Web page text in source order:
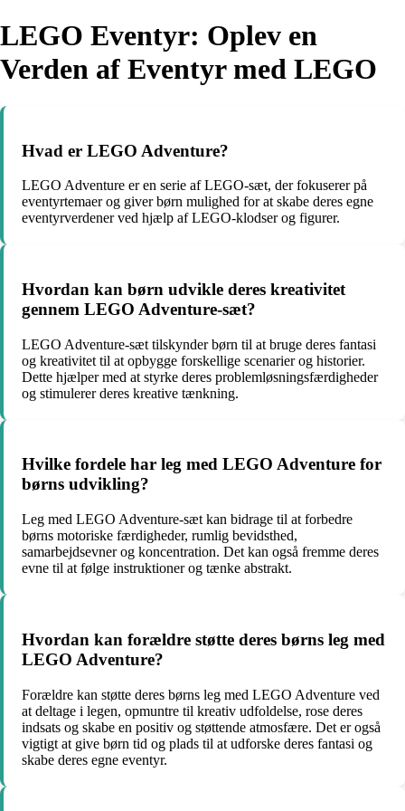
LEGO Eventyr: Oplev en
Verden af Eventyr med LEGO
Hvad er LEGO Adventure?
LEGO Adventure er en serie af LEGO-sæt, der fokuserer på
eventyrtemaer og giver børn mulighed for at skabe deres egne
eventyrverdener ved hjælp af LEGO-klodser og figurer.
Hvordan kan børn udvikle deres kreativitet
gennem LEGO Adventure-sæt?
LEGO Adventure-sæt tilskynder børn til at bruge deres fantasi
og kreativitet til at opbygge forskellige scenarier og historier.
Dette hjælper med at styrke deres problemløsningsfærdigheder
og stimulerer deres kreative tænkning.
Hvilke fordele har leg med LEGO Adventure for
børns udvikling?
Leg med LEGO Adventure-sæt kan bidrage til at forbedre
børns motoriske færdigheder, rumlig bevidsthed,
samarbejdsevner og koncentration. Det kan også fremme deres
evne til at følge instruktioner og tænke abstrakt.
Hvordan kan forældre støtte deres børns leg med
LEGO Adventure?
Forældre kan støtte deres børns leg med LEGO Adventure ved
at deltage i legen, opmuntre til kreativ udfoldelse, rose deres
indsats og skabe en positiv og støttende atmosfære. Det er også
vigtigt at give børn tid og plads til at udforske deres fantasi og
skabe deres egne eventyr.